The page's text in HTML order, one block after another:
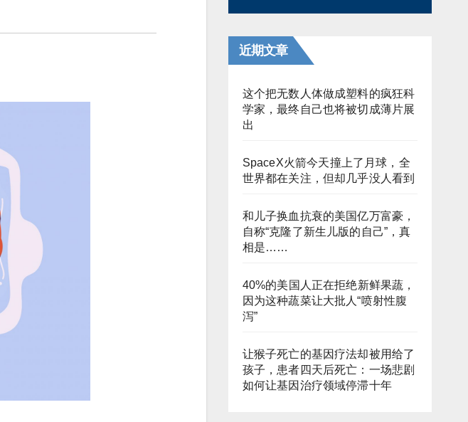
近期文章
这个把无数人体做成塑料的疯狂科
学家，最终自己也将被切成薄片展
出
SpaceX火箭今天撞上了月球，全
世界都在关注，但却几乎没人看到
和儿子换血抗衰的美国亿万富豪，
自称“克隆了新生儿版的自己”，真
相是……
40%的美国人正在拒绝新鲜果蔬，
因为这种蔬菜让大批人“喷射性腹
泻”
让猴子死亡的基因疗法却被用给了
孩子，患者四天后死亡：一场悲剧
如何让基因治疗领域停滞十年